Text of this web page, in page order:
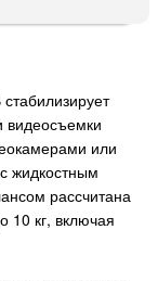
видеосъемки
или
жидкостным
рассчитана
10 кг, включая